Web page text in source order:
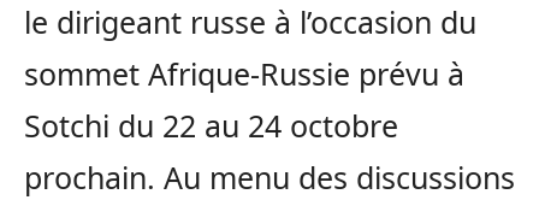
le dirigeant russe à l’occasion du
sommet Afrique-Russie prévu à
Sotchi du 22 au 24 octobre
prochain. Au menu des discussions